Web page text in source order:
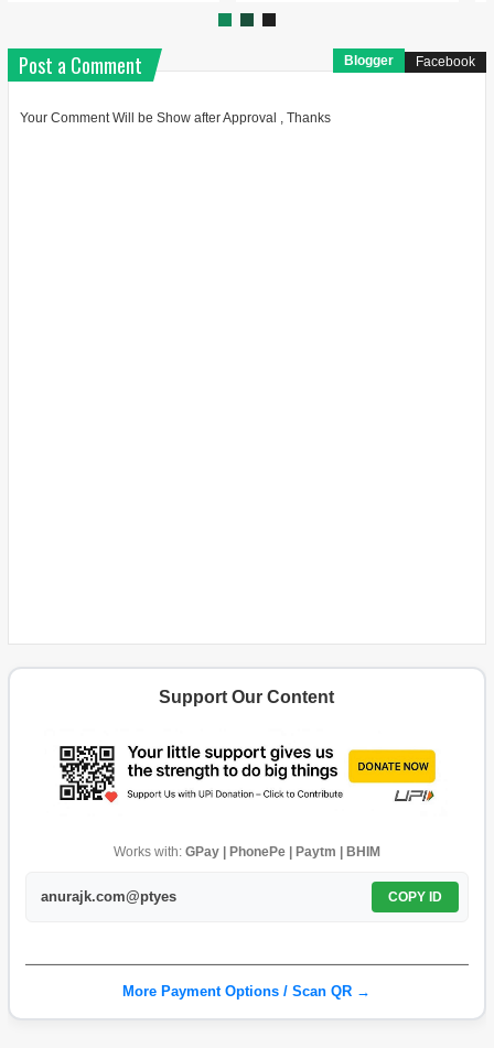
Post a Comment Blogger Facebook
Your Comment Will be Show after Approval , Thanks
Support Our Content
Works with: GPay | PhonePe | Paytm | BHIM
anurajk.com@ptyes COPY ID
More Payment Options / Scan QR →